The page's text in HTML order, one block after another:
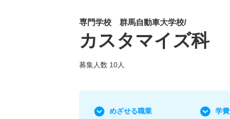
専門学校 群馬自動車大学校/
カスタマイズ科
募集人数 10人
めざせる職業 学費